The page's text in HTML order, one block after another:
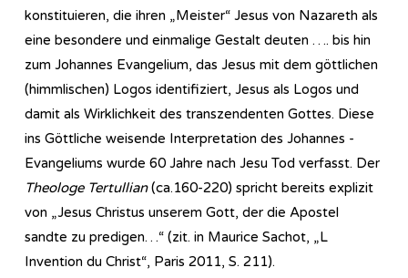
konstituieren, die ihren „Meister“ Jesus von Nazareth als
eine besondere und einmalige Gestalt deuten …. bis hin
zum Johannes Evangelium, das Jesus mit dem göttlichen
(himmlischen) Logos identifiziert, Jesus als Logos und
damit als Wirklichkeit des transzendenten Gottes. Diese
ins Göttliche weisende Interpretation des Johannes -
Evangeliums wurde 60 Jahre nach Jesu Tod verfasst. Der
Theologe Tertullian(ca.160-220) spricht bereits explizit
von „Jesus Christus unserem Gott, der die Apostel
sandte zu predigen…“ (zit. in Maurice Sachot, „L
Invention du Christ“, Paris 2011, S. 211).